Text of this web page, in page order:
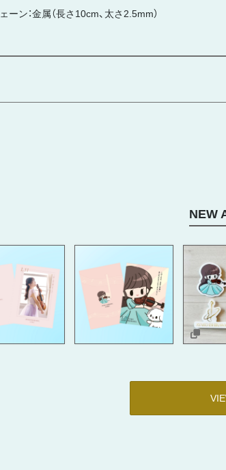
ーン：金属（長さ10cm、太さ2.5mm）
NEW